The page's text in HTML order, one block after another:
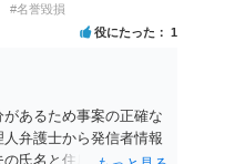
#名誉毀損
役にたった 1
あるため事案の正確な
弁護士から発信者情報
氏名と住所が開示さ